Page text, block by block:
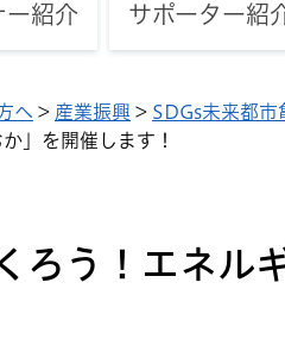
ー紹介 サポーター紹
へ > 産業振興 > SDGs未来都市
」を開催します！
ろう！エネル